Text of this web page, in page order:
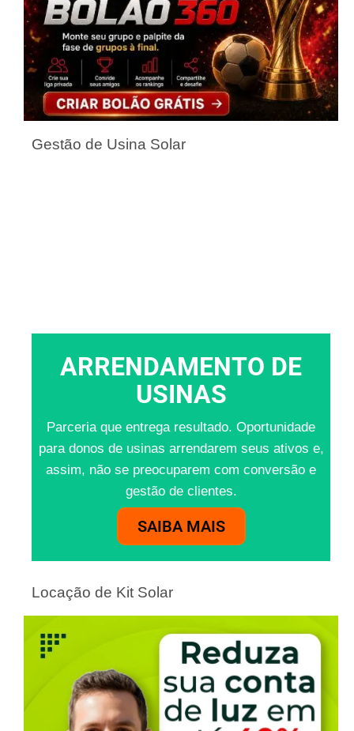
Gestão de Usina Solar
ARRENDAMENTO DE
USINAS
Parceria que entrega resultado. Oportunidade
para donos de usinas arrendarem seus ativos e,
assim, não se preocuparem com conversão e
gestão de clientes.
SAIBA MAIS
Locação de Kit Solar